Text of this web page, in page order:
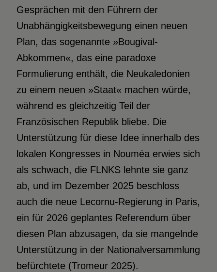
Gesprächen mit den Führern der
Unabhängigkeitsbewegung einen neuen
Plan, das sogenannte »Bougival-
Abkommen«, das eine paradoxe
Formulierung enthält, die Neukaledonien
zu einem neuen »Staat« machen würde,
während es gleichzeitig Teil der
Französischen Republik bliebe. Die
Unterstützung für diese Idee innerhalb des
lokalen Kongresses in Nouméa erwies sich
als schwach, die FLNKS lehnte sie ganz
ab, und im Dezember 2025 beschloss
auch die neue Lecornu-Regierung in Paris,
ein für 2026 geplantes Referendum über
diesen Plan abzusagen, da sie mangelnde
Unterstützung in der Nationalversammlung
befürchtete (Tromeur 2025).